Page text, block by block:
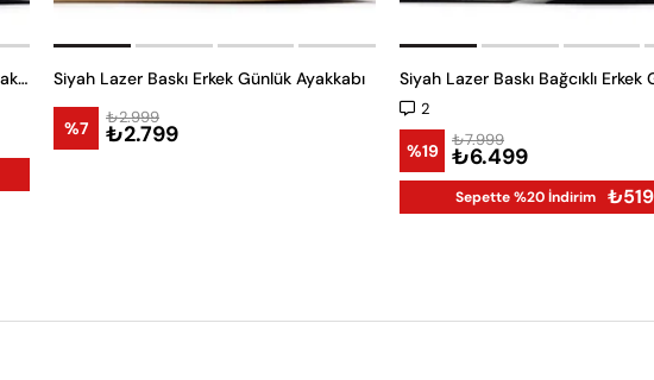
Siyah Klasik Bağcıksız Erkek Günlük Ayakkabı Siyah Lazer Baskı Erkek Günlük Ayakkabı
%7 ₺2.799
₺2.999 2
%19 ₺6.499
₺7.999
Sepette %20 İndirim